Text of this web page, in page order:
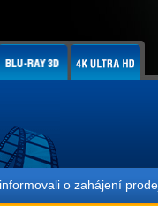
o zahájení